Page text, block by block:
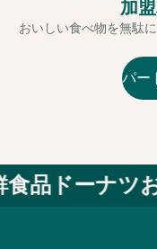
加
おいしい食べ物を無駄
パー
ドーナツお